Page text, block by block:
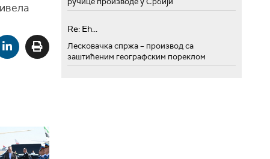
Re: Eh...
Лесковачка спржа – производ са
заштићеним географским пореклом